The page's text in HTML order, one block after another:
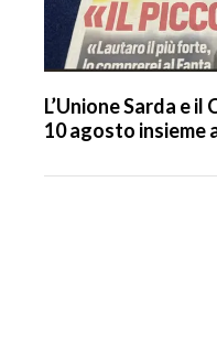
L’Unione Sarda e
10 agosto insieme